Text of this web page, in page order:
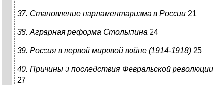
37. Становление парламентаризма в России 21
38. Аграрная реформа Столыпина 24
39. Россия в первой мировой войне (1914-1918) 25
40. Причины и последствия Февральской революции
27